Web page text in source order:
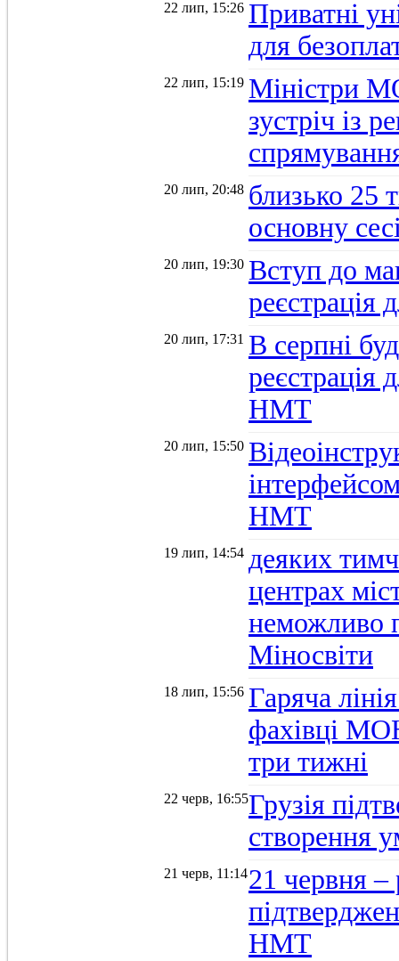
22 лип, 15:26 Приватні
для
22 лип, 15:19 Міністри
зустріч із
20 лип, 20:48 близько 25
основну
20 лип, 19:30 Вступ до
20 лип, 17:31 В серпні
реєстрація
НМТ
20 лип, 15:50
НМТ
19 лип, 14:54 деяких
центрах
неможливо
Міносвіти
18 лип, 15:56 Гаряча
фахівці
три тижні
22 черв, 16:55Грузія
створення
21 черв, 11:1421 червня –
НМТ